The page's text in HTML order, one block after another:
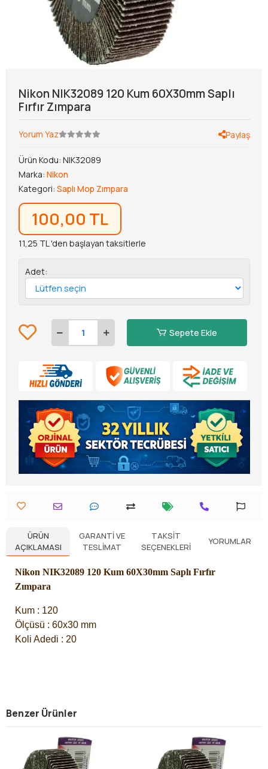
Nikon NIK32089 120 Kum 60X30mm Saplı
Fırfır Zımpara
Yorum Yaz Paylaş
Ürün Kodu: NIK32089
Marka: Nikon
Kategori: Saplı Mop Zımpara
100,00 TL
11,25 TL 'den başlayan taksitlerle
Adet:
Sepete Ekle
ÜRÜN
AÇIKLAMASI
GARANTI VE
TESLIMAT
TAKSIT
SEÇENEKLERI
YORUMLAR
Nikon NIK32089 120 Kum 60X30mm Saplı Fırfır
Zımpara
Kum : 120
Ölçüsü : 60x30 mm
Koli Adedi : 20
Benzer Ürünler